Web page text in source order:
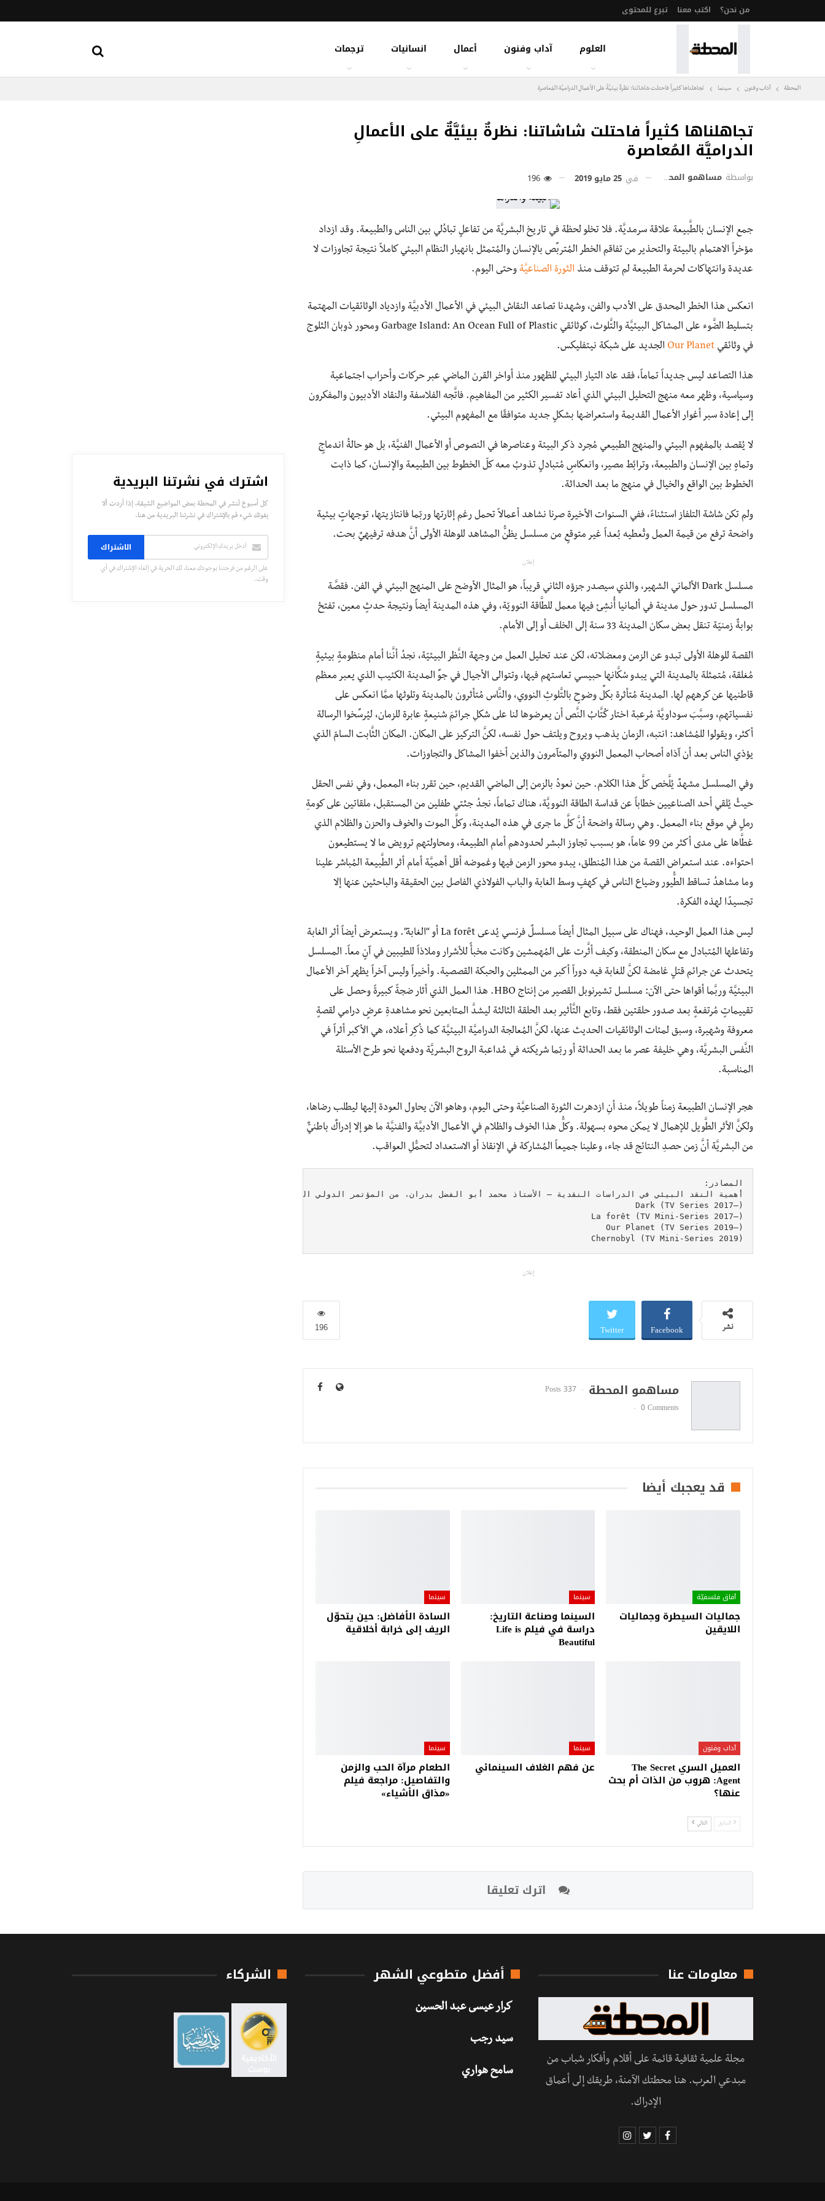
من نحن؟ اكتب معنا تبرع للمحتوى
العلوم آداب وفنون أعمال انسانيات ترجمات
المحطة آداب وفنون سينما تجاهلناها كثيراً فاحتلت شاشاتنا: نظرةٌ بيئيَّةٌ على الأعمالِ الدراميَّة المُعاصرة
تجاهلناها كثيراً فاحتلت شاشاتنا: نظرةٌ بيئيَّةٌ على الأعمالِ
الدراميَّة المُعاصرة
بواسطة مساهمو المحطة في 25 مايو 2019
جمع الإنسان بالطَّبيعة علاقة سرمديَّة. فلا تخلو لحظة في تاريخ البشريَّة من تفاعلٍ تبادُلي بين الناس والطبيعة. وقد ازداد
مؤخراً الاهتمام بالبيئة والتحذير من تفاقم الخطر المُتربِّص بالإنسان والمُتمثل بانهيار النظام البيئي كاملاً نتيجة تجاوزات لا
عديدة وانتهاكات لحرمة الطبيعة لم تتوقف منذ الثورة الصناعيَّة وحتى اليوم.
انعكس هذا الخطر المحدق على الأدب والفن، وشهدنا تصاعد النقاش البيئي في الأعمال الأدبيَّة وازدياد الوثائقيات المهتمة
بتسليط الضَّوء على المشاكل البيئيَّة والتَّلوث، كوثائقي Garbage Island: An Ocean Full of Plastic ومحور ذوبان الثلوج
في وثائقي Our Planet الجديد على شبكة نيتفليكس.
هذا التصاعد ليس جديداً تماماً، فقد عاد التيار البيئي للظهور منذ أواخر القرن الماضي عبر حركات وأحزاب اجتماعية
وسياسية، وظهر معه منهج التحليل البيئي الذي أعاد تفسير الكثير من المفاهيم. فاتَّجه الفلاسفة والنقاد الأدبيون والمفكرون
إلى إعادة سبر أغوار الأعمال القديمة واستعراضها بشكلٍ جديد متوافقًا مع المفهوم البيئي.
لا يُقصد بالمفهوم البيئي والمنهج الطبيعي مُجرد ذكر البيئة وعناصرها في النصوص أو الأعمال الفنيَّة، بل هو حالةُ اندماجٍ
وتماهٍ بين الإنسان والطبيعة، وترابُط مصير، وانعكاسٍ مُتبادلٍ تذوبُ معه كلّ الخطوط بين الطبيعة والإنسان، كما ذابت
الخطوط بين الواقع والخيال في منهج ما بعد الحداثة.
ولم تكن شاشة التلفاز استثناءً، ففي السنوات الأخيرة صرنا نشاهد أعمالاً تحمل رغم إثارتها وربّما فانتازيتها، توجهاتٍ بيئية
واضحة ترفع من قيمة العمل وتُعطيه بُعداً غير متوقعٍ من مسلسل يظنُّ المشاهد للوهلة الأولى أنَّ هدفه ترفيهيٌ بحت.
إعلان
مسلسل Dark الألماني الشهير، والذي سيصدر جزؤه الثاني قريباً، هو المثال الأوضح على المنهج البيئي في الفن. فقصَّة
المسلسل تدور حول مدينة في ألمانيا أُنشِئ فيها معمل للطَّاقة النوويّة، وفي هذه المدينة أيضاً ونتيجة حدثٍ معين، تفتحُ
بوابةٌ زمنيّة تنقل بعض سكان المدينة 33 سنة إلى الخلف أو إلى الأمام.
القصة للوهلة الأولى تبدو عن الزمن ومعضلاته، لكن عند تحليل العمل من وجهة النَّظر البيئيّة، نجدُ أنَّنا أمام منظومةٍ بيئيةٍ
مُغلقة، مُتمثلة بالمدينة التي يبدو سُكَّانها حبيسي تعاستهم فيها، وتتوالى الأجيال في جوِّ المدينة الكئيب الذي يعبر معظم
قاطنيها عن كرههم لها. المدينة مُتأثرة بكلِّ وضوحٍ بالتَّلوثِ النووي، والنَّاس مُتأثرون بالمدينة وتلوثها ممَّا انعكس على
نفسياتهم، وسبَّبَ سوداويَّة مُرعبة اختار كُتَّابُ النَّص أن يعرضوها لنا على شكلِ جرائمَ شنيعةٍ عابرة للزمان، ليُرسِّخوا الرسالة
أكثر، ويقولوا للمُشاهد: انتبه، الزمان يذهب ويروح ويلتف حول نفسه، لكنَّ التركيز على المكان. المكان الثَّابت السامّ الذي
يؤذي الناس بعد أن آذاه أصحاب المعمل النووي والمتآمرون والذين أخفوا المشاكل والتجاوزات.
وفي المسلسل مشهدٌ يُلَّخص كلَّ هذا الكلام. حين نعودُ بالزمن إلى الماضي القديم، حين تقرر بناء المعمل، وفي نفس الحقل
حيثُ يُلقي أحد الصناعيين خطاباً عن قداسة الطاقة النوويَّة، هناك تماماً، نجدُ جثتي طفلين من المستقبل، ملقاتين على كومةِ
رملٍ في موقع بناء المعمل. وهي رسالة واضحة أنَّ كلَّ ما جرى في هذه المدينة، وكلَّ الموت والخوف والحزن والظلام الذي
غطَّاها على مدى أكثر من 99 عاماً، هو بسبب تجاوز البشر لحدودهم أمام الطبيعة، ومحاولتهم ترويض ما لا يستطيعون
احتواءه. عند استعراض القصة من هذا المُنطلق، يبدو محور الزمن فيها وغموضه أقل أهميَّة أمام أثر الطَّبيعة المُباشر علينا
وما مشاهدُ تساقط الطُّيور وضياع الناس في كهفٍ وسط الغابة والباب الفولاذي الفاصل بين الحقيقة والباحثين عنها إلا
تجسيدًا لهذه الفكرة.
ليس هذا العمل الوحيد، فهناك على سبيل المثال أيضاً مسلسلٌ فرنسي يُدعى La forêt أو “الغابة”. ويستعرض أيضاً أثر الغابة
وتفاعلها المُتبادل مع سكان المنطقة، وكيف أثَّرت على المُهمشين وكانت مخبأً للأشرار وملاذاً للطيبين في آنٍ معاً. المسلسل
يتحدث عن جرائم قتلٍ غامضة لكنَّ للغابة فيه دوراً أكبر من الممثلين والحبكة القصصية. وأخيراً وليس آخراً يظهر آخر الأعمال
البيئيَّة وربَّما أقواها حتى الآن: مسلسل تشيرنوبل القصير من إنتاج HBO. هذا العمل الذي أثار ضجةً كبيرةً وحصل على
تقييماتٍ مُرتفعةٍ بعد صدور حلقتين فقط، وتابع التَّأثير بعد الحلقة الثالثة ليشدَّ المتابعين نحو مشاهدةِ عرضٍ درامي لقصةٍ
معروفة وشهيرة، وسبق لمئات الوثائقيات الحديث عنها، لكنَّ المُعالجة الدراميَّة البيئيَّة كما ذُكِر أعلاه، هي الأكبر أثراً في
النَّفس البشريَّة، وهي خليفة عصر ما بعد الحداثة أو ربّما شريكته في مُداعبة الروح البشريَّة ودفعها نحو طرح الأسئلة
المناسبة.
هجر الإنسان الطبيعة زمناً طويلاً، منذ أنِ ازدهرت الثورة الصناعيَّة وحتى اليوم، وهاهو الآن يحاول العودة إليها ليطلب رضاها،
ولكنَّ الأثر الطَّويل للإهمال لا يمكن محوه بسهولة. وكلُّ هذا الخوف والظلام في الأعمال الأدبيَّة والفنيَّة ما هو إلا إدراكٌ باطنيٌّ
من البشريَّة أنَّ زمن حصدِ النتائج قد جاء، وعلينا جميعاً المُشاركة في الإنقاذ أو الاستعداد لتحمُّلِ العواقب.
Chernobyl (TV Mini-Series 2019)
إعلان
196 نشر Facebook
Twitter
مساهمو المحطة
337 Posts
0 Comments
قد يعجبك أيضا
آفاق فلسفيّة‎
جماليات السيطرة وجماليات
اللايقين
سينما
السينما وصناعة التاريخ:
دراسة في فيلم Life is
Beautiful
سينما
السادة الأفاضل: حين يتحوّل
الريف إلى خرابة أخلاقية
آداب وفنون
العميل السري The Secret
Agent: هروب من الذات أم بحث
عنها؟
سينما
عن فهم الغلاف السينمائي
سينما
الطعام مرآة الحب والزمن
والتفاصيل: مراجعة فيلم
«مذاق الأشياء»
السابق التالي
اترك تعليقا
اشترك في نشرتنا البريدية
كل أسبوع تُنشر في المحطة بعض المواضيع الشيقة، إذا أردت ألا
يفوتك شيء قم بالإشتراك في نشرتنا البريدية من هنا.
الاشتراك
على الرغم من فرحتنا بوجودك معنا، لك الحرية في إلغاء الإشتراك في أي
وقت.
معلومات عنا
مجلة علمية ثقافية قائمة على أقلام وأفكار شباب من
مبدعي العرب. هنا محطتك الآمنة، طريقك إلى أعماق
الإدراك.
أفضل متطوعي الشهر
كرار عيسى عبد الحسين
سيد رجب
سامح هواري
الشركاء